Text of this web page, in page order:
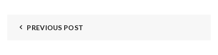
PREVIOUS POST